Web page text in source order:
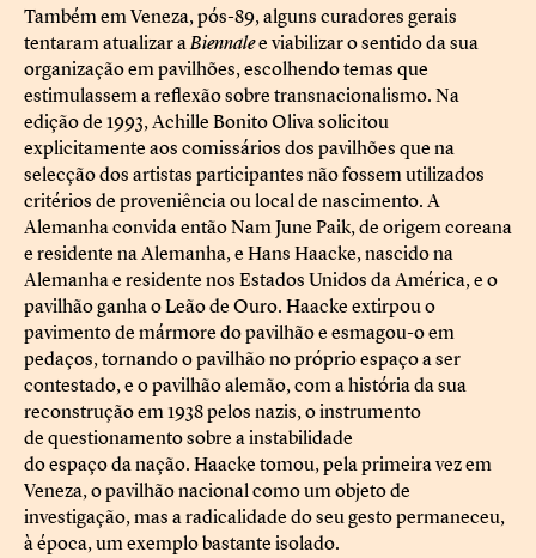
Também em Veneza, pós-89, alguns curadores gerais
tentaram atualizar aBiennalee viabilizar o sentido da sua
organização em pavilhões, escolhendo temas que
estimulassem a reflexão sobre transnacionalismo. Na
edição de 1993, Achille Bonito Oliva solicitou
explicitamente aos comissários dos pavilhões que na
selecção dos artistas participantes não fossem utilizados
critérios de proveniência ou local de nascimento. A
Alemanha convida então Nam June Paik, de origem coreana
e residente na Alemanha, e Hans Haacke, nascido na
Alemanha e residente nos Estados Unidos da América, e o
pavilhão ganha o Leão de Ouro. Haacke extirpou o
pavimento de mármore do pavilhão e esmagou-o em
pedaços, tornando o pavilhão no próprio espaço a ser
contestado, e o pavilhão alemão, com a história da sua
reconstrução em 1938 pelos nazis, o instrumento
de questionamento sobre a instabilidade
do espaço da nação. Haacke tomou, pela primeira vez em
Veneza, o pavilhão nacional como um objeto de
investigação, mas a radicalidade do seu gesto permaneceu,
à época, um exemplo bastante isolado.